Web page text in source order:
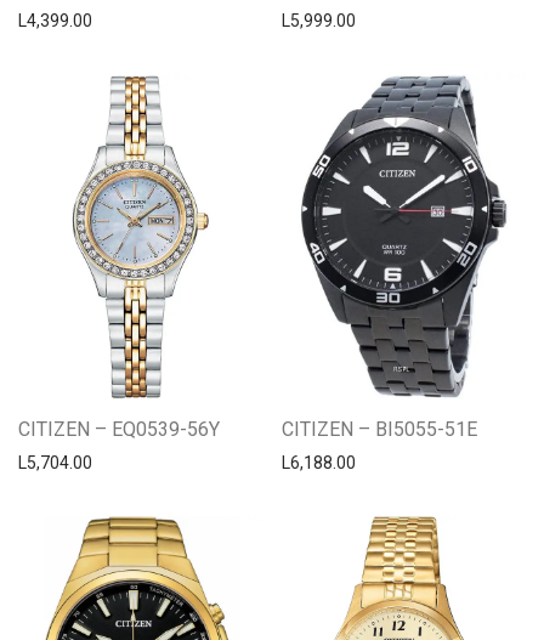
L4,399.00 L5,999.00
CITIZEN – EQ0539-56Y
L5,704.00
CITIZEN – BI5055-51E
L6,188.00